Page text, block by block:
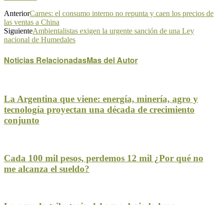
AnteriorCarnes: el consumo interno no repunta y caen los precios de
las ventas a China
SiguienteAmbientalistas exigen la urgente sanción de una Ley
nacional de Humedales
Noticias RelacionadasMas del Autor
La Argentina que viene: energía, minería, agro y
tecnología proyectan una década de crecimiento
conjunto
Cada 100 mil pesos, perdemos 12 mil ¿Por qué no
me alcanza el sueldo?